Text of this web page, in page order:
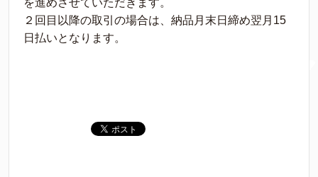
を進めさせていただきます。
２回目以降の取引の場合は、納品月末日締め翌月15
日払いとなります。